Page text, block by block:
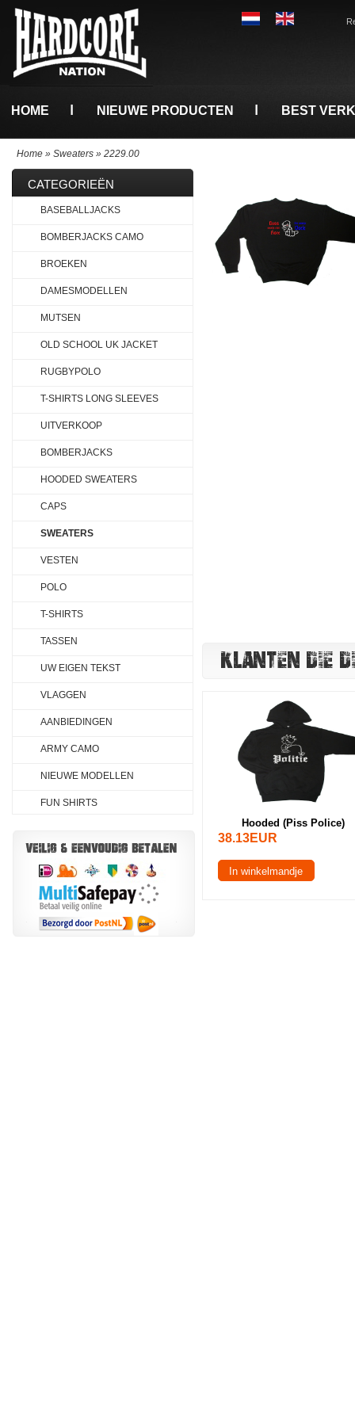
HOME NIEUWE PRODUCTEN BEST
Home » Sweaters » 2229.00
KLANTEN DIE
Hooded (Piss Police)
38.13EUR
In winkelmandje
CATEGORIEËN
BASEBALLJACKS
BOMBERJACKS CAMO
BROEKEN
DAMESMODELLEN
MUTSEN
OLD SCHOOL UK JACKET
RUGBYPOLO
T-SHIRTS LONG SLEEVES
UITVERKOOP
BOMBERJACKS
HOODED SWEATERS
CAPS
SWEATERS
VESTEN
POLO
T-SHIRTS
TASSEN
UW EIGEN TEKST
VLAGGEN
AANBIEDINGEN
ARMY CAMO
NIEUWE MODELLEN
FUN SHIRTS